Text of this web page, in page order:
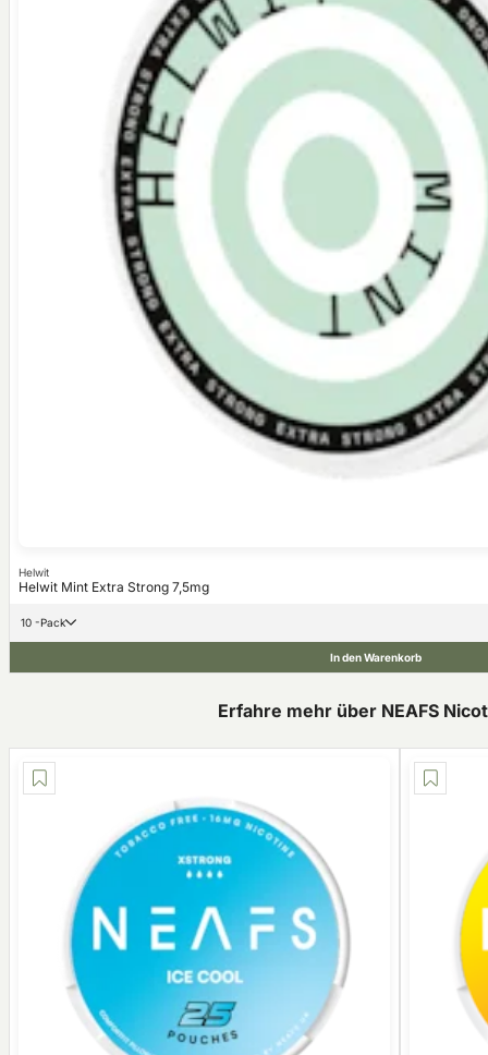
Helwit
Helwit Mint Extra Strong 7,5mg
10 -Pack
In den Warenkorb
Erfahre mehr über NEAFS